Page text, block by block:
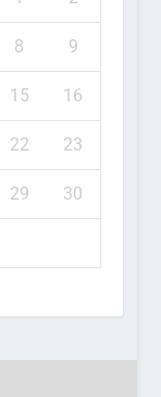
8 9
15 16
22 23
29 30